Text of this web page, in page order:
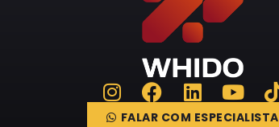
FALAR COM ESPECIALISTA